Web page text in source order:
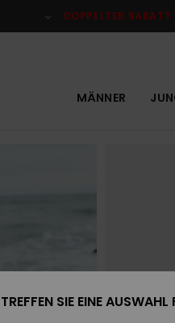
DOPPELTER RABATT
MÄNNER
TREFFEN SIE EINE AUSWAHL